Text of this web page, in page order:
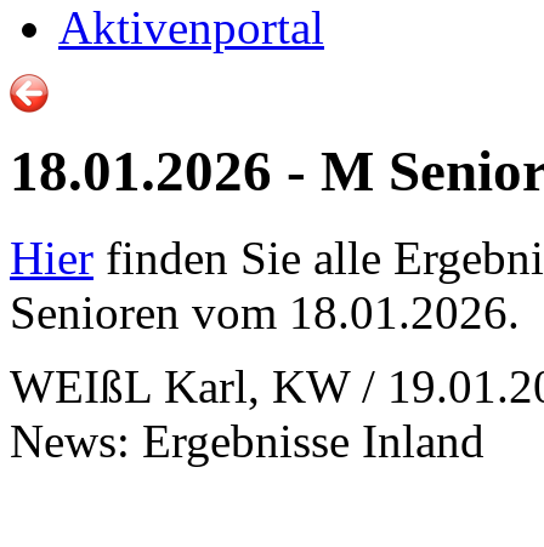
Aktivenportal
18.01.2026 - M
Hier finden Sie alle
Senioren vom 18.01.2026.
WEIßL Karl, KW /
News: Ergebnisse Inland